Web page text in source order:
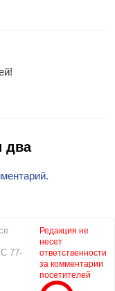
два
77-
Редакция не
несет
ответственности
за комментарии
посетителей